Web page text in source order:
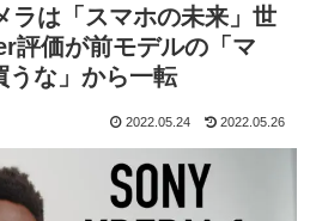
ラは「スマホの未来」世
評価が前モデルの「マ
うな」から一転
2022.05.24 2022.05.26